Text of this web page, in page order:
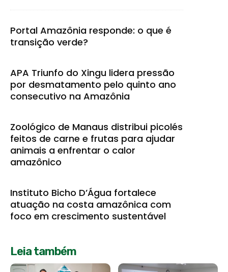
Portal Amazônia responde: o que é
transição verde?
APA Triunfo do Xingu lidera pressão
por desmatamento pelo quinto ano
consecutivo na Amazônia
Zoológico de Manaus distribui picolés
feitos de carne e frutas para ajudar
animais a enfrentar o calor
amazônico
Instituto Bicho D’Água fortalece
atuação na costa amazônica com
foco em crescimento sustentável
Leia também